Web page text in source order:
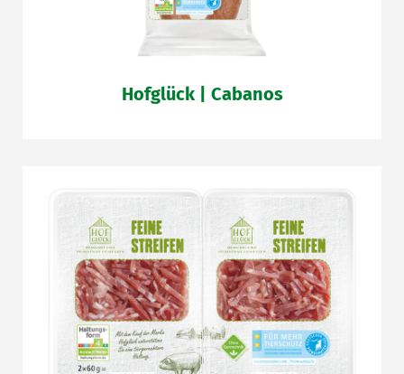
Hofglück | Cabanos